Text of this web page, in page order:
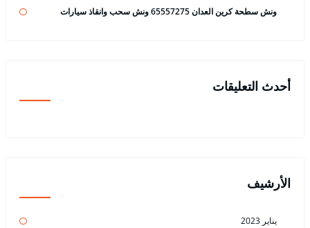
ونش سطحة كرين العدان 65557275 ونش سحب وانقاذ سيارات
أحدث التعليقات
الأرشيف
يناير 2023